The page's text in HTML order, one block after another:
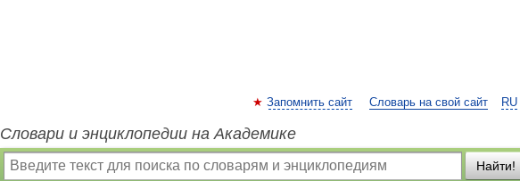
RU
Запомнить сайт Словарь на свой сайт
Словари и энциклопедии на Академике
Найти!